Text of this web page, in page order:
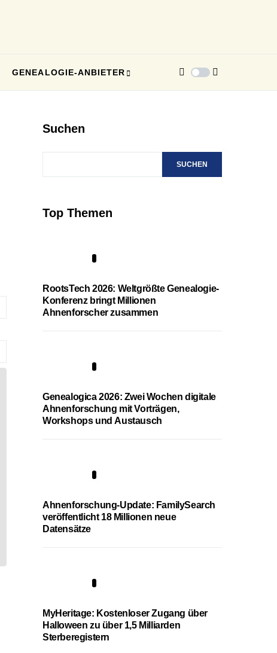
GENEALOGIE-ANBIETER
Suchen
SUCHEN
Top Themen
RootsTech 2026: Weltgrößte Genealogie-
Konferenz bringt Millionen
Ahnenforscher zusammen
Genealogica 2026: Zwei Wochen digitale
Ahnenforschung mit Vorträgen,
Workshops und Austausch
Ahnenforschung-Update: FamilySearch
veröffentlicht 18 Millionen neue
Datensätze
MyHeritage: Kostenloser Zugang über
Halloween zu über 1,5 Milliarden
Sterberegistern